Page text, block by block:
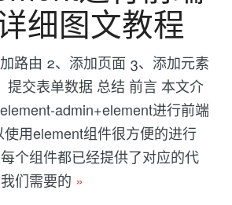
细图文教程
路由 2、添加页面 3、添加元素
提交表单数据 总结 前言 本文介
admin+element进行前端
用element组件很方便的进行
个组件都已经提供了对应的代
们需要的 »